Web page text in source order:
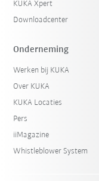
KUKA Xpert
Downloadcenter
Onderneming
Werken bij KUKA
Over KUKA
KUKA Locaties
Pers
iiMagazine
Whistleblower System